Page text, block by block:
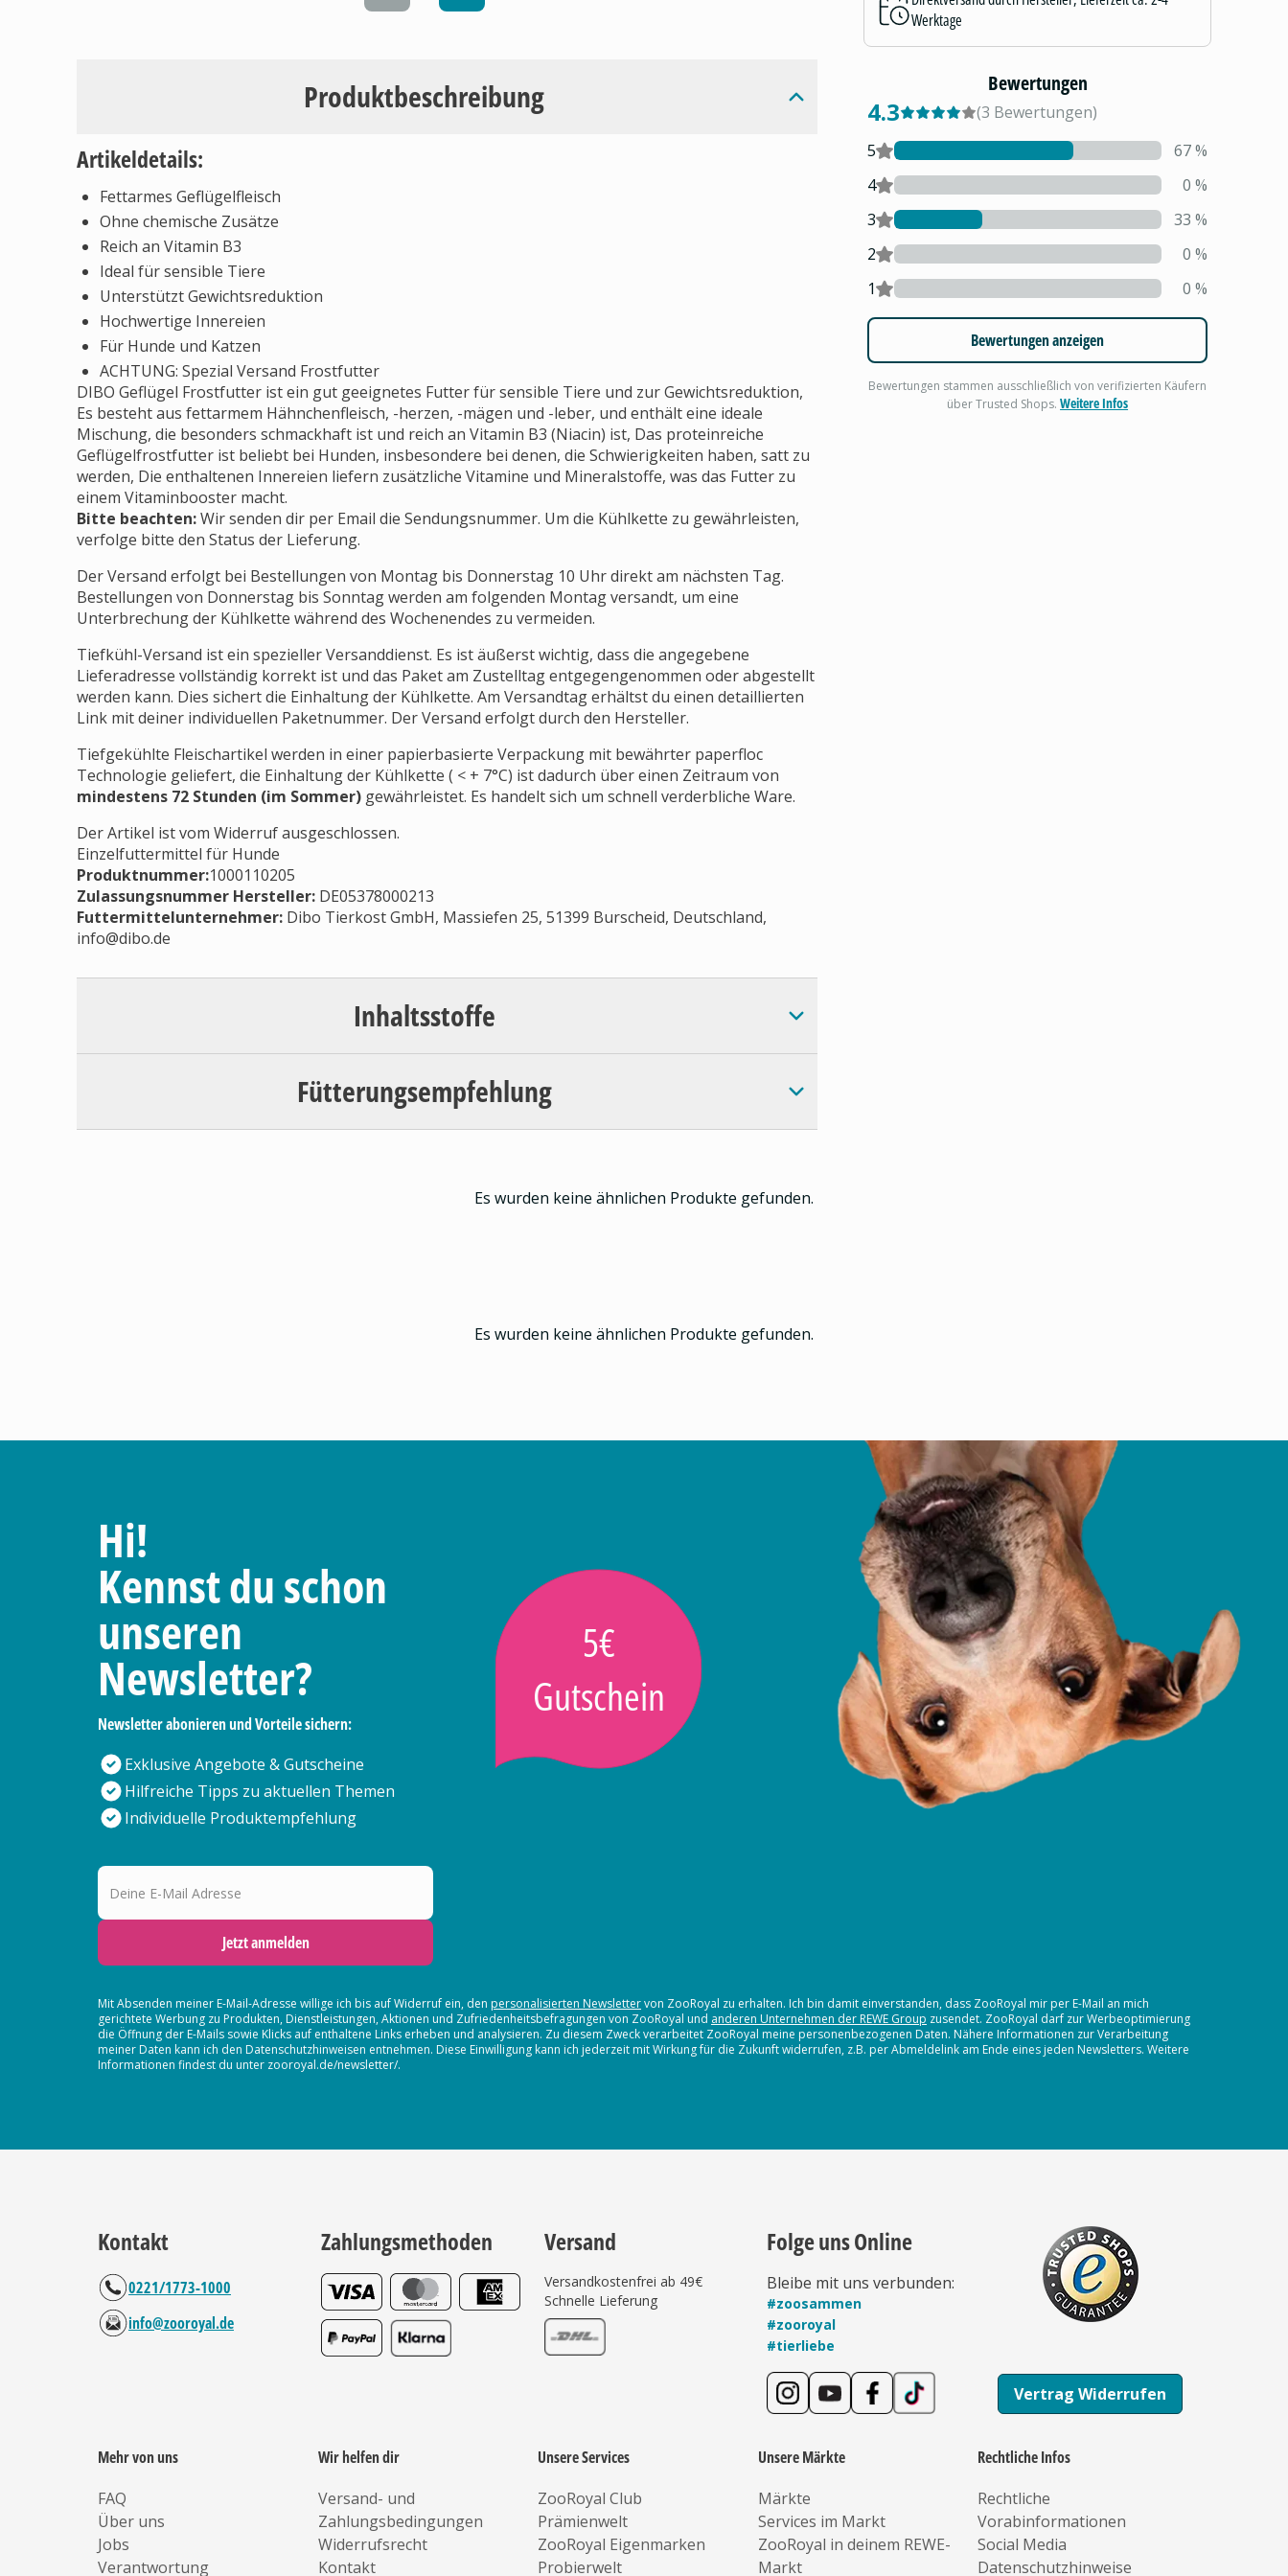
Produktbeschreibung
Artikeldetails:
Fettarmes Geflügelfleisch
Ohne chemische Zusätze
Reich an Vitamin B3
Ideal für sensible Tiere
Unterstützt Gewichtsreduktion
Hochwertige Innereien
Für Hunde und Katzen
ACHTUNG: Spezial Versand Frostfutter
DIBO Geflügel Frostfutter ist ein gut geeignetes Futter für sensible Tiere und zur Gewichtsreduktion,
Es besteht aus fettarmem Hähnchenfleisch, -herzen, -mägen und -leber, und enthält eine ideale
Mischung, die besonders schmackhaft ist und reich an Vitamin B3 (Niacin) ist, Das proteinreiche
Geflügelfrostfutter ist beliebt bei Hunden, insbesondere bei denen, die Schwierigkeiten haben, satt zu
werden, Die enthaltenen Innereien liefern zusätzliche Vitamine und Mineralstoffe, was das Futter zu
einem Vitaminbooster macht.
Bitte beachten:Wir senden dir per Email die Sendungsnummer. Um die Kühlkette zu gewährleisten,
verfolge bitte den Status der Lieferung.
Der Versand erfolgt bei Bestellungen von Montag bis Donnerstag 10 Uhr direkt am nächsten Tag.
Bestellungen von Donnerstag bis Sonntag werden am folgenden Montag versandt, um eine
Unterbrechung der Kühlkette während des Wochenendes zu vermeiden.
Tiefkühl-Versand ist ein spezieller Versanddienst. Es ist äußerst wichtig, dass die angegebene
Lieferadresse vollständig korrekt ist und das Paket am Zustelltag entgegengenommen oder abgestellt
werden kann. Dies sichert die Einhaltung der Kühlkette. Am Versandtag erhältst du einen detaillierten
Link mit deiner individuellen Paketnummer. Der Versand erfolgt durch den Hersteller.
Tiefgekühlte Fleischartikel werden in einer papierbasierte Verpackung mit bewährter paperfloc
Technologie geliefert, die Einhaltung der Kühlkette ( < + 7°C) ist dadurch über einen Zeitraum von
mindestens 72 Stunden (im Sommer) gewährleistet. Es handelt sich um schnell verderbliche Ware.
Der Artikel ist vom Widerruf ausgeschlossen.
Einzelfuttermittel für Hunde
Produktnummer:1000110205
Zulassungsnummer Hersteller: DE05378000213
Futtermittelunternehmer: Dibo Tierkost GmbH, Massiefen 25, 51399 Burscheid, Deutschland,
info@dibo.de
Inhaltsstoffe
Fütterungsempfehlung
Werktage
Bewertungen
4.3 (3 Bewertungen)
5
67%
4
0 %
3
33 %
2
0 %
1
0 %
Bewertungen anzeigen
Bewertungen stammen ausschließlich von verifizierten Käufern
über Trusted Shops.Weitere Infos
Es wurden keine ähnlichen Produkte gefunden.
Es wurden keine ähnlichen Produkte gefunden.
Hi!
Kennst du schon
unseren
Newsletter?
Newsletter abonieren und Vorteile sichern:
Exklusive Angebote & Gutscheine
Hilfreiche Tipps zu aktuellen Themen
Individuelle Produktempfehlung
5€
Gutschein
Deine E-Mail Adresse
Jetzt anmelden
Mit Absenden meiner E-Mail-Adresse willige ich bis auf Widerruf ein, den personalisierten Newslettervon ZooRoyal zu erhalten. Ich bin damit einverstanden, dass ZooRoyal mir per E-Mail an mich
gerichtete Werbung zu Produkten, Dienstleistungen, Aktionen und Zufriedenheitsbefragungen von ZooRoyal und anderen Unternehmen der REWE Group zusendet. ZooRoyal darf zur Werbeoptimierung
die Öffnung der E-Mails sowie Klicks auf enthaltene Links erheben und analysieren. Zu diesem Zweck verarbeitet ZooRoyal meine personenbezogenen Daten. Nähere Informationen zur Verarbeitung
meiner Daten kann ich den Datenschutzhinweisen entnehmen. Diese Einwilligung kann ich jederzeit mit Wirkung für die Zukunft widerrufen, z.B. per Abmeldelink am Ende eines jeden Newsletters. Weitere
Informationen findest du unter zooroyal.de/newsletter/.
Kontakt
0221/1773-1000
info@zooroyal.de
Zahlungsmethoden Versand
Versandkostenfrei ab 49€
Schnelle Lieferung
Folge uns Online
Bleibe mit uns verbunden:
#zoosammen
#zooroyal
#tierliebe
Vertrag Widerrufen
Mehr von uns
FAQ
Über uns
Jobs
Verantwortung
Wir helfen dir
Versand- und
Zahlungsbedingungen
Widerrufsrecht
Kontakt
Unsere Services
ZooRoyal Club
Prämienwelt
ZooRoyal Eigenmarken
Probierwelt
Unsere Märkte
Märkte
Services im Markt
ZooRoyal in deinem REWE-
Markt
Rechtliche Infos
Rechtliche
Vorabinformationen
Social Media
Datenschutzhinweise